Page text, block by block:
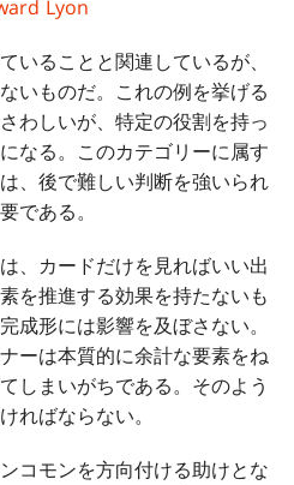
Lyon
いることと関連しているが、
いものだ。これの例を挙げる
わしいが、特定の役割を持っ
なる。このカテゴリーに属す
、後で難しい判断を強いられ
である。
、カードだけを見ればいい出
を推進する効果を持たないも
成形には影響を及ぼさない。
ーは本質的に余計な要素をね
しまいがちである。そのよう
ればならない。
コモンを方向付ける助けとな